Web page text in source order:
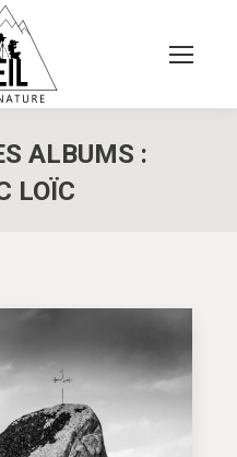
ALBUMS :
LOÏC